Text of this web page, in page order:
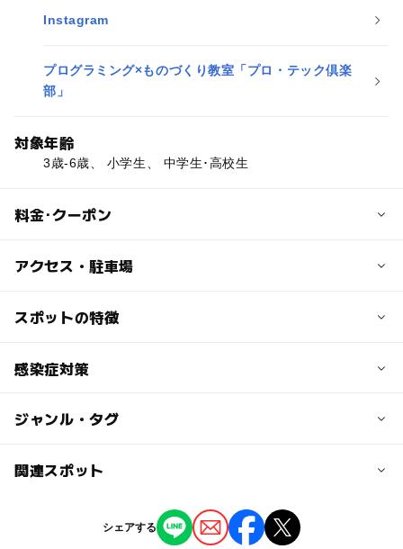
Instagram
プログラミング×ものづくり教室「プロ・テック倶楽
部」
対象年齢
3歳-6歳、 小学生、 中学生･高校生
料金･クーポン
子供の料金
アクセス・駐車場
交通アクセス
駅北口を出て右折し、約40m先つきあたりを左折。さらに
ン、資生堂パーラー並びの建物です。
近くの駅
スポットの特徴
駐車場あり ◯
授乳室あり
感染症対策
株式会社サイエンス倶楽部では、実習に参加されるみなさ
の機会を得ることできるように全力を尽くしてまいる所存
ジャンル・タグ
ジャンル
関連スポット
サイエンス倶楽部豊洲駅前教室
シェアする